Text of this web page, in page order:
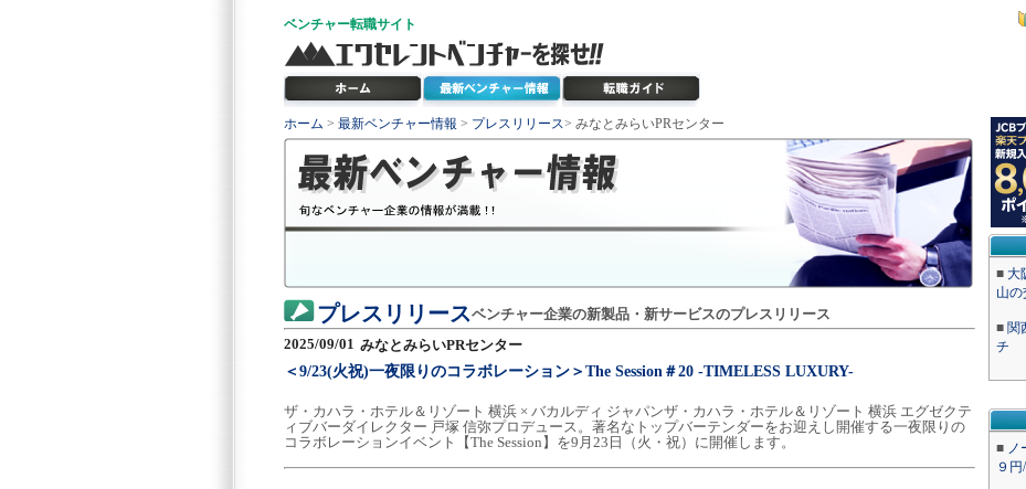
ベンチャー転職サイト
■ 大
山の
■ 関
チ
■ ノ
９円
ホーム > 最新ベンチャー情報 > プレスリリース> みなとみらいPRセンター
プレスリリースベンチャー企業の新製品・新サービスのプレスリリース
2025/09/01 みなとみらいPRセンター
＜9/23(火祝)一夜限りのコラボレーション＞The Session＃20 -TIMELESS LUXURY-
ザ・カハラ・ホテル＆リゾート 横浜 × バカルディ ジャパンザ・カハラ・ホテル＆リゾート 横浜 エグゼクテ
ィブバーダイレクター 戸塚 信弥プロデュース。著名なトップバーテンダーをお迎えし開催する一夜限りの
コラボレーションイベント【The Session】を9月23日（火・祝）に開催します。